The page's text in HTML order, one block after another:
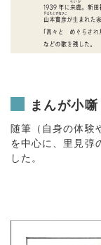
まんが小噺
随筆（自身の体験
を中心に、里見弴
した。